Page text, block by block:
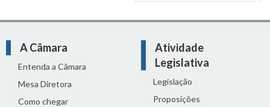
A Câmara
Entenda a Câmara
Mesa Diretora
Como chegar
Atividade
Legislativa
Legislação
Proposições